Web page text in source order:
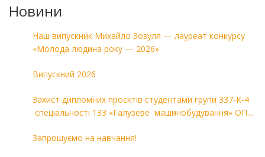
Новини
Наш випускник Михайло Зозуля — лауреат конкурсу
«Молода людина року — 2026»
Випускний 2026
Захист дипломних проєктів студентами групи 337-К-4
спеціальності 133 «Галузеве машинобудування» ОПП
Запрошуємо на навчання!